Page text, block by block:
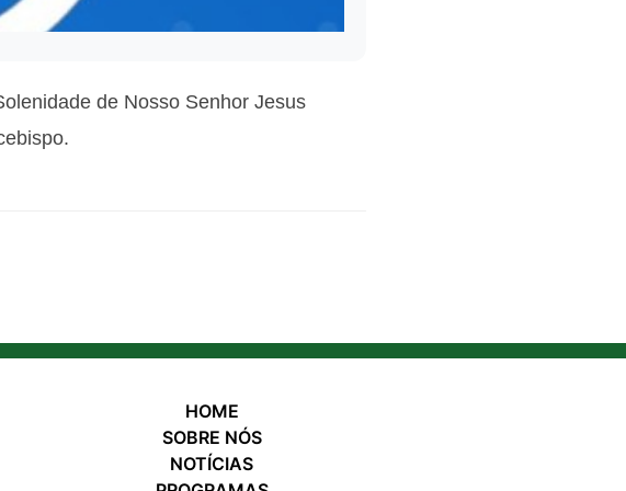
de Nosso Senhor Jesus
HOME
SOBRE NÓS
NOTÍCIAS